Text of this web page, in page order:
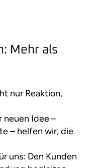
Mehr als
nur Reaktion,
neuen Idee –
– helfen wir, die
uns: Den Kunden